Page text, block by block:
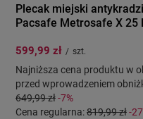
Plecak miejski
Pacsafe Metrosafe X 25
599,99 zł / szt.
Najniższa cena produktu w
przed wprowadzeniem
649,99 zł-7%
Cena regularna:819,99 zł-